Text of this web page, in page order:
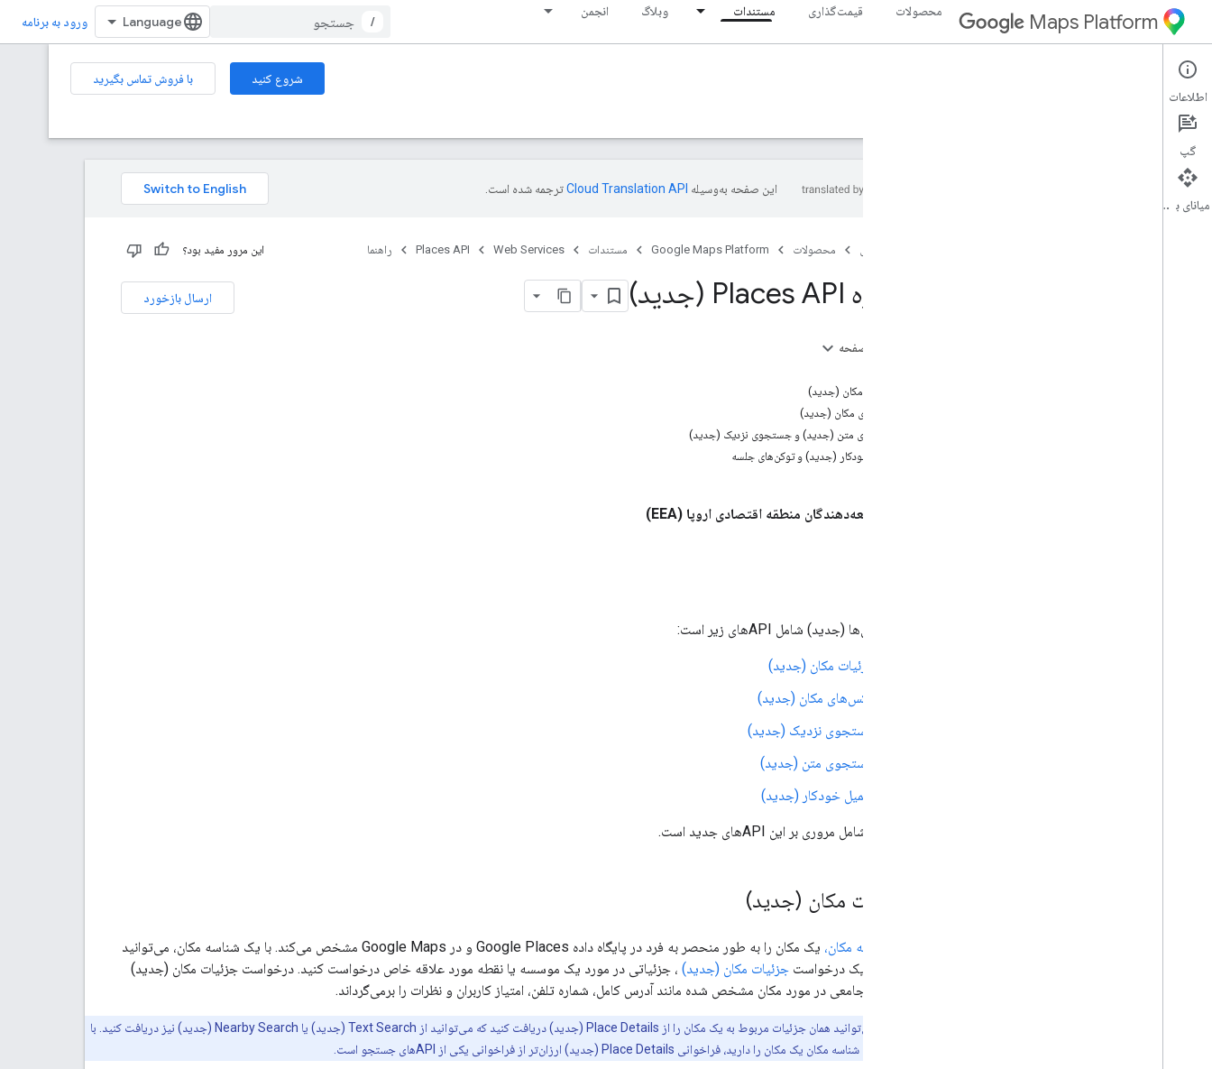
Maps Platform محصولات قیمت‌گذاری مستندات وبلاگ انجمن
/ ورود به برنامه
Web Services شروع کنید
با فروش تماس بگیرید
راهنما
این صفحه به‌وسیله ترجمه شده است.
صفحه اصلی محصولات Google Maps Platform مستندات Web Services
Places API راهنما این مرور مفید بود؟
ارسال بازخورد درباره Places API (جدید)
در این صفحه
جزئیات مکان (جدید)
عکس‌های مکان (جدید)
جستجوی متن (جدید) و جستجوی نزدیک (جدید)
تکمیل خودکار (جدید) و توکن‌های جلسه
توسعه‌دهندگان منطقه اقتصادی اروپا (EEA)
جزئیات مکان (جدید)
عکس‌های مکان (جدید)
جستجوی نزدیک (جدید)
جستجوی متن (جدید)
تکمیل خودکار (جدید)
این سند شامل مروری بر این APIهای جدید است.
جزئیات مکان (جدید)
شناسه مکان،
یک مکان را به طور منحصر به فرد در پایگاه داده Google Places و در Google Maps مشخص می‌کند. با یک شناسه مکان، می‌توانید
با شروع یک درخواست جزئیات مکان (جدید) ، جزئیاتی در مورد یک موسسه یا نقطه مورد علاقه خاص درخواست کنید. درخواست جزئیات مکان (جدید)
اطلاعات جامعی در مورد مکان مشخص شده مانند آدرس کامل، شماره تلفن، امتیاز کاربران و نظرات را برمی‌گرداند.
شما می‌توانید همان جزئیات مربوط به یک مکان را از Place Details (جدید) دریافت کنید که می‌توانید از Text Search (جدید) یا Nearby Search (جدید) نیز دریافت کنید. با
این حال، اگر از قبل شناسه مکان یک مکان را دارید، فراخوانی Place Details (جدید) ارزان‌تر از فراخوانی یکی از APIهای جستجو است.
اطلاعات
گپ
میانای برنامه‌سازی کاربردی